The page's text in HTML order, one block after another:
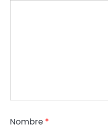
Nombre *